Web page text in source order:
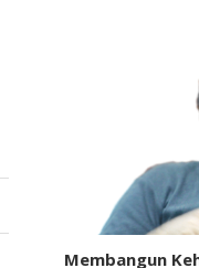
Membangun